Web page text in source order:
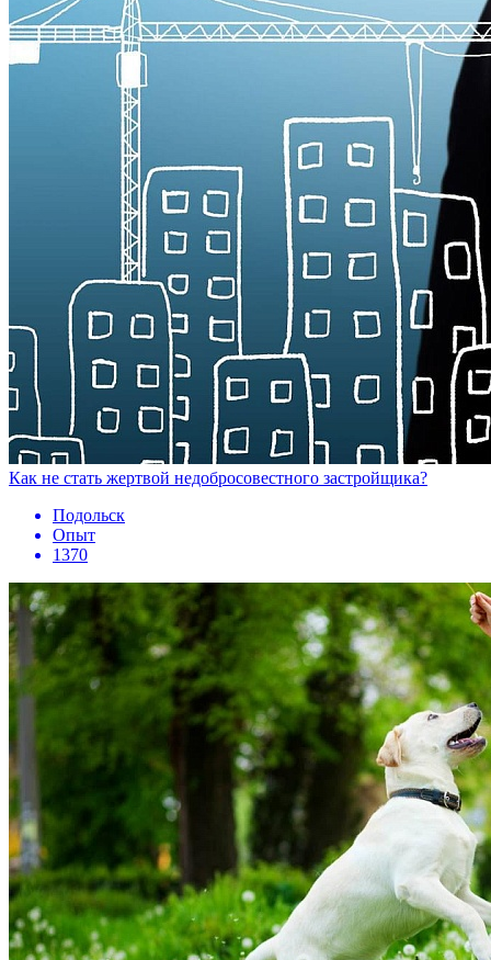
Как не стать жертвой недобросовестного застройщика?
Подольск
Опыт
1370